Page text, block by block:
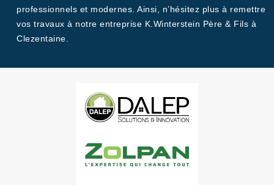
professionnels et modernes. Ainsi, n’hésitez plus à remettre
vos travaux à notre entreprise K.Winterstein Père & Fils à
Clezentaine.